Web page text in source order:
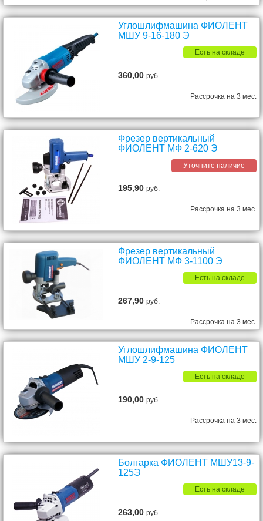
Углошлифмашина ФИОЛЕНТ
МШУ 9-16-180 Э
Есть на складе
360,00руб.
Рассрочка на 3 мес.
Фрезер вертикальный
ФИОЛЕНТ МФ 2-620 Э
Уточните наличие
195,90руб.
Рассрочка на 3 мес.
Фрезер вертикальный
ФИОЛЕНТ МФ 3-1100 Э
Есть на складе
267,90руб.
Рассрочка на 3 мес.
Углошлифмашина ФИОЛЕНТ
МШУ 2-9-125
Есть на складе
190,00руб.
Рассрочка на 3 мес.
Болгарка ФИОЛЕНТ МШУ13-9-
125Э
Есть на складе
263,00руб.